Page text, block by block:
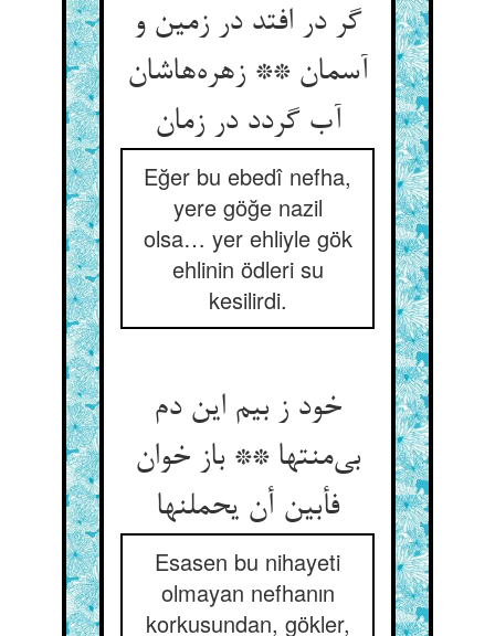
گر در افتد در زمین و
آسمان ** زهره‌‌هاشان
Eğer bu ebedî nefha,
yere göğe nazil
olsa… yer ehliyle gök
ehlinin ödleri su
kesilirdi.
خود ز بیم این دم
بی‌‌منتها ** باز خوان
فأبين أن یحملنها
Esasen bu nihayeti
olmayan nefhanın
korkusundan, gökler,